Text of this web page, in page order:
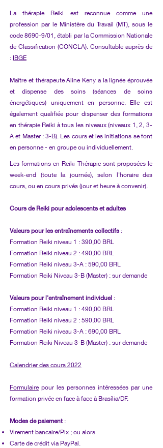
La thérapie Reiki est reconnue comme une
profession par le Ministère du Travail (MT), sous le
code 8690-9/01, établi par la Commission Nationale
de Classification (CONCLA). Consultable auprès de
: IBGE
Maître et thérapeute Aline Keny a la lignée éprouvée
et dispense des soins (séances de soins
énergétiques) uniquement en personne. Elle est
également qualifiée pour dispenser des formations
en thérapie Reiki à tous les niveaux (niveaux 1, 2, 3-
A et Master : 3-B). Les cours et les initiations se font
en personne - en groupe ou individuellement.
Les formations en Reiki Thérapie sont proposées le
week-end (toute la journée), selon l'horaire des
cours, ou en cours privés (jour et heure à convenir).
Cours de Reiki pour adolescents et adultes
Valeurs pour les entraînements collectifs :
Formation Reiki niveau 1 : 390,00 BRL
Formation Reiki niveau 2 : 490,00 BRL
Formation Reiki niveau 3-A : 590,00 BRL
Formation Reiki Niveau 3-B (Master) : sur demande
Valeurs pour l'entraînement individuel :
Formation Reiki niveau 1 : 490,00 BRL
Formation Reiki niveau 2 : 590,00 BRL
Formation Reiki niveau 3-A : 690,00 BRL
Formation Reiki Niveau 3-B (Master) : sur demande
Calendrier des cours 2022
Formulairepour les personnes intéressées par une
formation privée en face à face à Brasília/DF.
Modes de paiement :
Virement bancaire/Pix ; ou alors
Carte de crédit via PayPal.